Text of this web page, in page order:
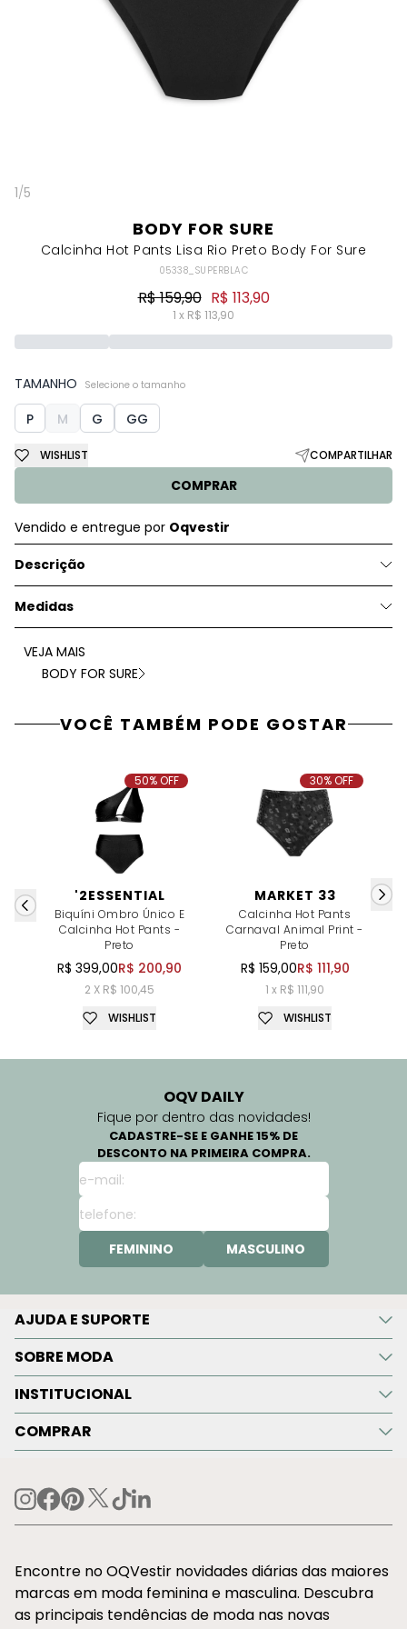
1/5
BODY FOR SURE
Calcinha Hot Pants Lisa Rio Preto Body For Sure
05338_SUPERBLAC
R$ 159,90 R$ 113,90
1 x R$ 113,90
TAMANHO Selecione o tamanho
P M G GG
COMPRAR
WISHLIST COMPARTILHAR
Vendido e entregue por Oqvestir
Descrição
Medidas
VEJA MAIS
BODY FOR SURE
VOCÊ TAMBÉM PODE GOSTAR
'2ESSENTIAL
Biquíni Ombro Único E
Calcinha Hot Pants -
Preto
R$ 399,00R$ 200,90
2 X R$ 100,45
50% OFF
WISHLIST
MARKET 33
Calcinha Hot Pants
Carnaval Animal Print -
Preto
R$ 159,00R$ 111,90
1 x R$ 111,90
30% OFF
WISHLIST
OQV DAILY
Fique por dentro das novidades!
CADASTRE-SE E GANHE 15% DE
DESCONTO NA PRIMEIRA COMPRA.
FEMININO MASCULINO
AJUDA E SUPORTE
SOBRE MODA
INSTITUCIONAL
COMPRAR
Encontre no OQVestir novidades diárias das maiores
marcas em moda feminina e masculina. Descubra
as principais tendências de moda nas novas